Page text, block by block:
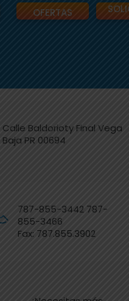
OFERTAS
Calle Baldorioty Final Vega
Baja PR 00694
787-855-3442 787-
855-3466
Fax: 787.855.3902